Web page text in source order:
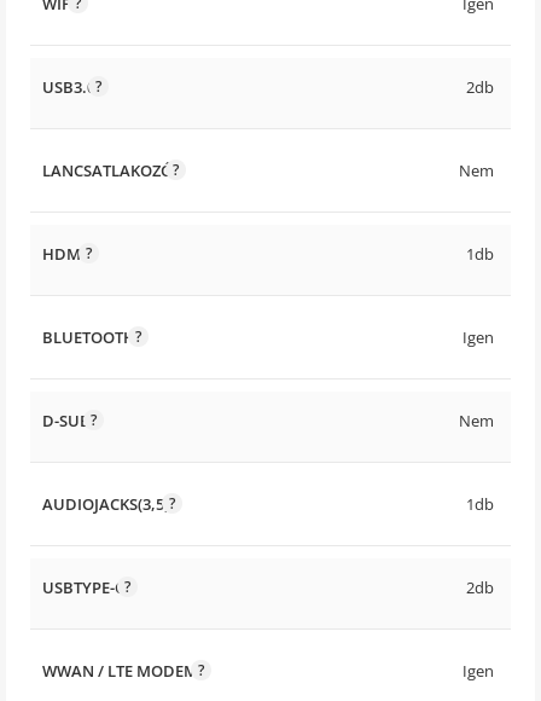
USB3.0 2db
LANCSATLAKOZÓ Nem
HDMI 1db
BLUETOOTH Igen
D-SUB Nem
AUDIOJACKS(3,5) 1db
USBTYPE-C 2db
WWAN / LTE MODEM Igen